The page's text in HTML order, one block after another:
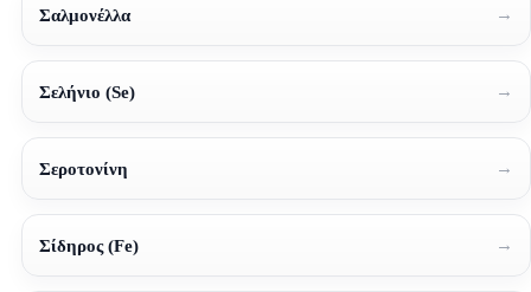
Σαλμονέλλα →
Σελήνιο (Se) →
Σεροτονίνη →
Σίδηρος (Fe) →